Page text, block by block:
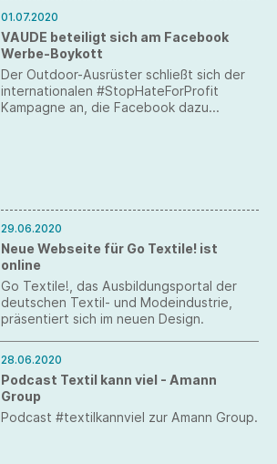
01.07.2020
VAUDE beteiligt sich am Facebook
Werbe-Boykott
Der Outdoor-Ausrüster schließt sich der
internationalen #StopHateForProfit
Kampagne an, die Facebook dazu
29.06.2020
Neue Webseite für Go Textile! ist
online
Go Textile!, das Ausbildungsportal der
deutschen Textil- und Modeindustrie,
präsentiert sich im neuen Design.
28.06.2020
Podcast Textil kann viel - Amann
Group
Podcast #textilkannviel zur Amann Group.